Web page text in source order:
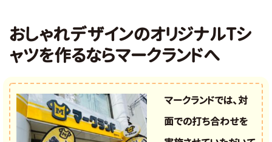
おしゃれデザインのオリジナルTシ
ャツを作るならマークランドへ
マークランドでは、対
面での打ち合わせを